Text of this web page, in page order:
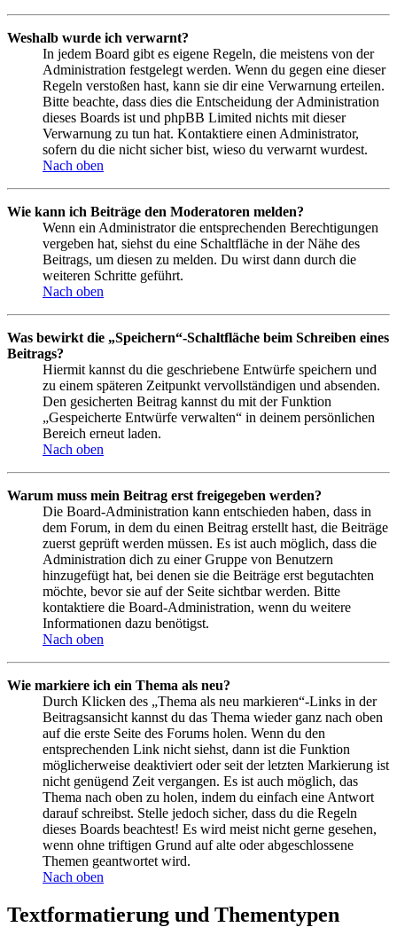
Weshalb wurde ich verwarnt?
In jedem Board gibt es eigene Regeln, die meistens von der
Administration festgelegt werden. Wenn du gegen eine dieser
Regeln verstoßen hast, kann sie dir eine Verwarnung erteilen.
Bitte beachte, dass dies die Entscheidung der Administration
dieses Boards ist und phpBB Limited nichts mit dieser
Verwarnung zu tun hat. Kontaktiere einen Administrator,
sofern du die nicht sicher bist, wieso du verwarnt wurdest.
Nach oben
Wie kann ich Beiträge den Moderatoren melden?
Wenn ein Administrator die entsprechenden Berechtigungen
vergeben hat, siehst du eine Schaltfläche in der Nähe des
Beitrags, um diesen zu melden. Du wirst dann durch die
weiteren Schritte geführt.
Nach oben
Was bewirkt die „Speichern“-Schaltfläche beim Schreiben eines
Beitrags?
Hiermit kannst du die geschriebene Entwürfe speichern und
zu einem späteren Zeitpunkt vervollständigen und absenden.
Den gesicherten Beitrag kannst du mit der Funktion
„Gespeicherte Entwürfe verwalten“ in deinem persönlichen
Bereich erneut laden.
Nach oben
Warum muss mein Beitrag erst freigegeben werden?
Die Board-Administration kann entschieden haben, dass in
dem Forum, in dem du einen Beitrag erstellt hast, die Beiträge
zuerst geprüft werden müssen. Es ist auch möglich, dass die
Administration dich zu einer Gruppe von Benutzern
hinzugefügt hat, bei denen sie die Beiträge erst begutachten
möchte, bevor sie auf der Seite sichtbar werden. Bitte
kontaktiere die Board-Administration, wenn du weitere
Informationen dazu benötigst.
Nach oben
Wie markiere ich ein Thema als neu?
Durch Klicken des „Thema als neu markieren“-Links in der
Beitragsansicht kannst du das Thema wieder ganz nach oben
auf die erste Seite des Forums holen. Wenn du den
entsprechenden Link nicht siehst, dann ist die Funktion
möglicherweise deaktiviert oder seit der letzten Markierung ist
nicht genügend Zeit vergangen. Es ist auch möglich, das
Thema nach oben zu holen, indem du einfach eine Antwort
darauf schreibst. Stelle jedoch sicher, dass du die Regeln
dieses Boards beachtest! Es wird meist nicht gerne gesehen,
wenn ohne triftigen Grund auf alte oder abgeschlossene
Themen geantwortet wird.
Nach oben
Textformatierung und Thementypen